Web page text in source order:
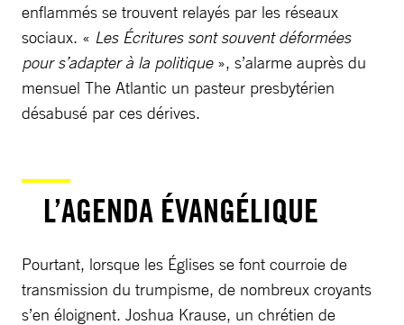
enflammés se trouvent relayés par les réseaux
sociaux. « Les Écritures sont souvent déformées
pour s’adapter à la politique », s’alarme auprès du
mensuel The Atlantic un pasteur presbytérien
désabusé par ces dérives.
L’AGENDA ÉVANGÉLIQUE
Pourtant, lorsque les Églises se font courroie de
transmission du trumpisme, de nombreux croyants
s’en éloignent. Joshua Krause, un chrétien de